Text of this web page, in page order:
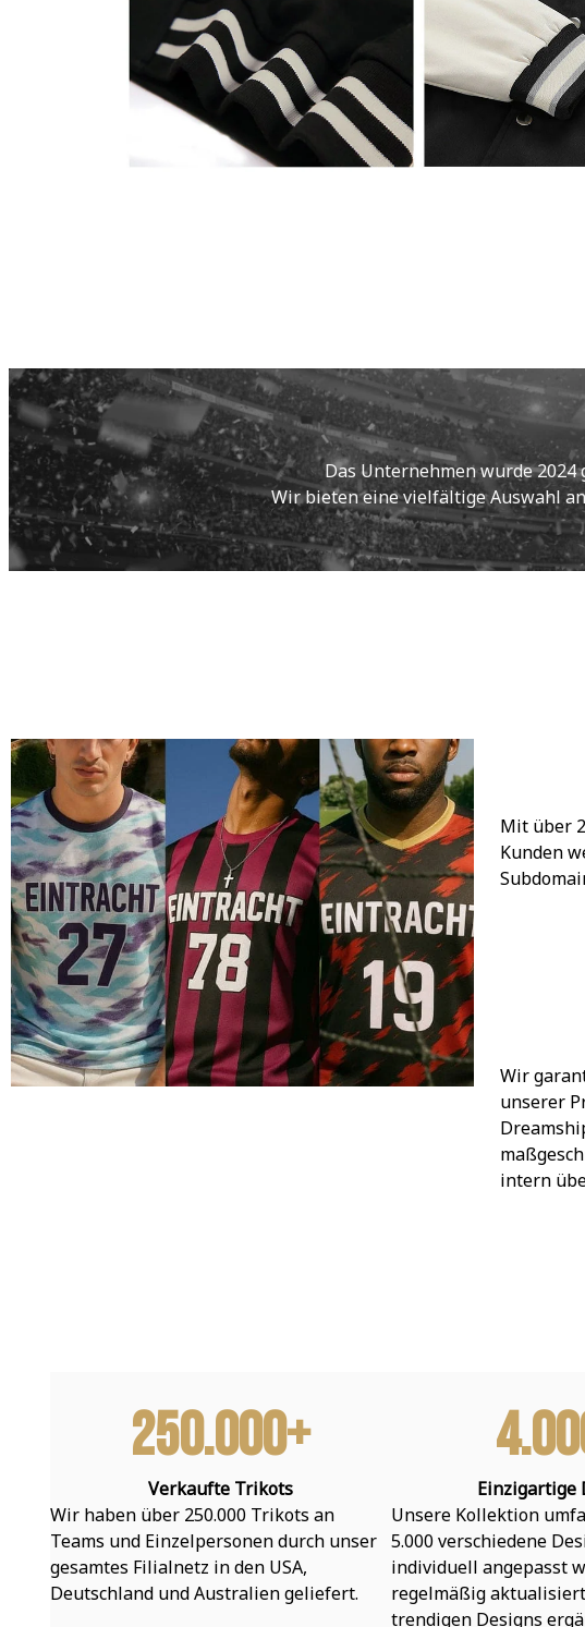
Das Unternehmen wurde
Wir bieten eine vielfältige Auswahl
Mit über
Kunden
Wir
unserer
intern
250.000+
Verkaufte Trikots
Wir haben über 250.000 Trikots an
Teams und Einzelpersonen durch unser
gesamtes Filialnetz in den USA,
Deutschland und Australien geliefert.
Einzigartige
Unsere Kollektion
5.000 verschiedene
individuell angepasst
regelmäßig
trendigen Designs